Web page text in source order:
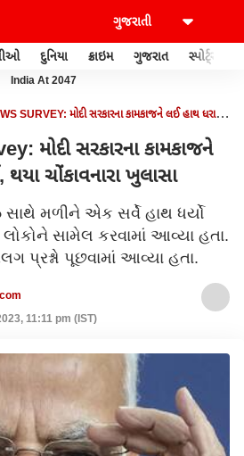
દુનિયા ક્રાઇમ ગુજરાત સ્પોર્ટ્સ
India At 2047
SURVEY: મોદી સરકારના કામકાજને લઈ હાથ ધરાયો
મોદી સરકારના કામકાજને
ચોંકાવનારા ખુલાસા
મળીને એક સર્વે હાથ ધર્યો
લોકોને સામેલ કરવામાં આવ્યા હતા.
પૂછવામાં આવ્યા હતા.
11:11 pm (IST)